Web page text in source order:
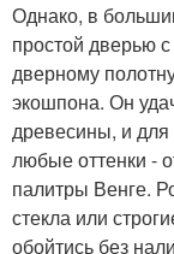
Однако, в
простой дверью
дверному
экошпона. Он
древесины, и
любые оттенки -
палитры Венге.
стекла или
обойтись без